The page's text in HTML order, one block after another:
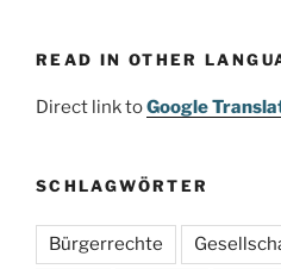
READ IN OTHER
Direct link toGoogle
SCHLAGWÖRTER
Bürgerrechte